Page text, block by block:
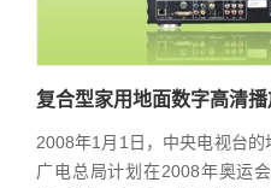
复合型家用地面数字高清
2008年1月1日，中央电视台的
广电总局计划在2008年奥运